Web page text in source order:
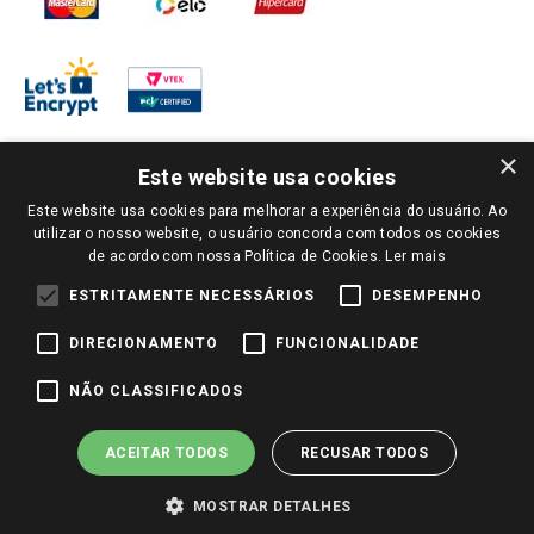
Perguntas frequentes
Trabalhe Conosco
Identidade Visual
Pagamento e Segurança
PARA VER OS PREÇOS DA SUA REGIÃO, FAÇA LOGIN E SELECIONE A LOJA DE
×
Este website usa cookies
Este website usa cookies para melhorar a experiência do usuário. Ao
utilizar o nosso website, o usuário concorda com todos os cookies
de acordo com nossa Política de Cookies. Ler mais
ESTRITAMENTE NECESSÁRIOS DESEMPENHO
DIRECIONAMENTO FUNCIONALIDADE
NÃO CLASSIFICADOS
ACEITAR TODOS RECUSAR TODOS
MOSTRAR DETALHES